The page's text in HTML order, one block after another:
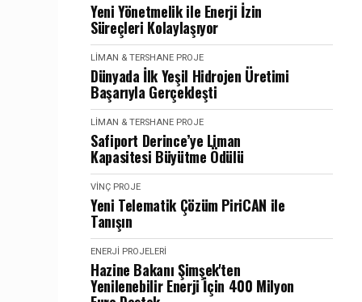
Yeni Yönetmelik ile Enerji İzin
Süreçleri Kolaylaşıyor
LIMAN & TERSHANE PROJE
Dünyada İlk Yeşil Hidrojen Üretimi
Başarıyla Gerçekleşti
LIMAN & TERSHANE PROJE
Safiport Derince’ye Liman
Kapasitesi Büyütme Ödülü
VINÇ PROJE
Yeni Telematik Çözüm PiriCAN ile
Tanışın
ENERJI PROJELERI
Hazine Bakanı Şimşek'ten
Yenilenebilir Enerji İçin 400 Milyon